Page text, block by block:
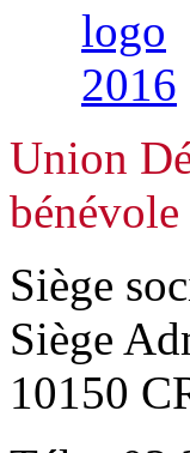
Union
Siège
Siège
10150